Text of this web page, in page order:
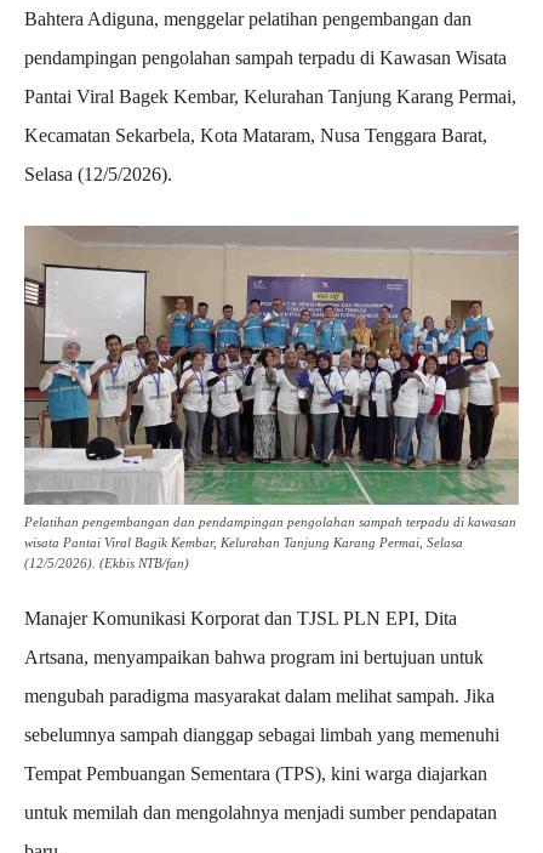
Bahtera Adiguna, menggelar pelatihan pengembangan dan
pendampingan pengolahan sampah terpadu di Kawasan Wisata
Pantai Viral Bagek Kembar, Kelurahan Tanjung Karang Permai,
Kecamatan Sekarbela, Kota Mataram, Nusa Tenggara Barat,
Selasa (12/5/2026).
Pelatihan pengembangan dan pendampingan pengolahan sampah terpadu di kawasan
wisata Pantai Viral Bagik Kembar, Kelurahan Tanjung Karang Permai, Selasa
(12/5/2026). (Ekbis NTB/fan)
Manajer Komunikasi Korporat dan TJSL PLN EPI, Dita
Artsana, menyampaikan bahwa program ini bertujuan untuk
mengubah paradigma masyarakat dalam melihat sampah. Jika
sebelumnya sampah dianggap sebagai limbah yang memenuhi
Tempat Pembuangan Sementara (TPS), kini warga diajarkan
untuk memilah dan mengolahnya menjadi sumber pendapatan